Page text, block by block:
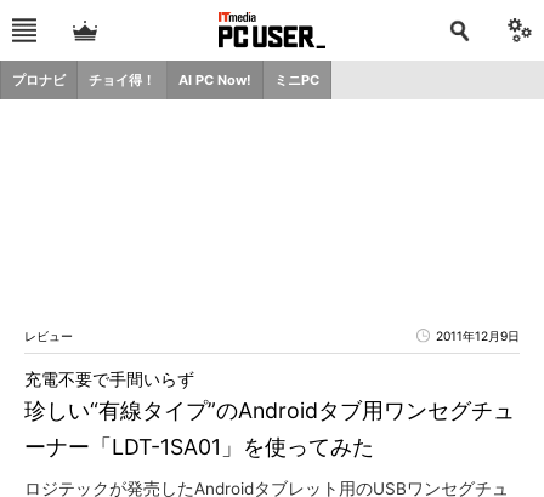
プロナビ チョイ得！ AI PC Now! ミニPC
レビュー 2011年12月9日
珍しい“有線タイプ”のAndroidタブ用ワンセグチュ
ーナー「LDT-1SA01」を使ってみた
充電不要で手間いらず
ロジテックが発売したAndroidタブレット用のUSBワンセグチュ